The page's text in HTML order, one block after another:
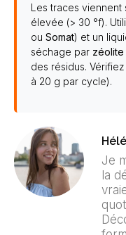
Les traces viennent
élevée (> 30 °f).
ou Somat) et un
séchage par zéolite
des résidus.
à 20 g par cycle).
Je
la